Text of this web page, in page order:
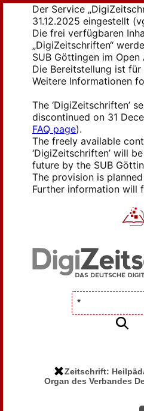
Der Service
31.12.2025 eingestellt
Die frei verfügbaren
„DigiZeitschriften“
SUB Göttingen im
Die Bereitstellung ist
Weitere Informationen
The ‘DigiZeitschriften’
discontinued on 31
FAQ page).
The freely available
‘DigiZeitschriften’ will
future by the SUB
The provision is
Further information will
Zeitschrift:
Organ des Verbandes